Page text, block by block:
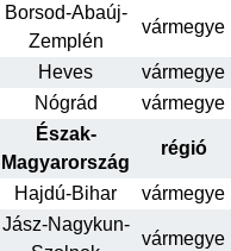
Borsod-Abaúj-
Zemplén
vármegye
Heves vármegye
Nógrád
vármegye
Észak-
Magyarország
régió
Hajdú-Bihar vármegye
Jász-Nagykun-
vármegye